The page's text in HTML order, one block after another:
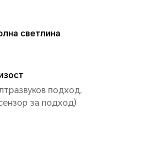
до 8192*6144
може да варират при
Моля, обърнете се
на видеото
до 1080*1920